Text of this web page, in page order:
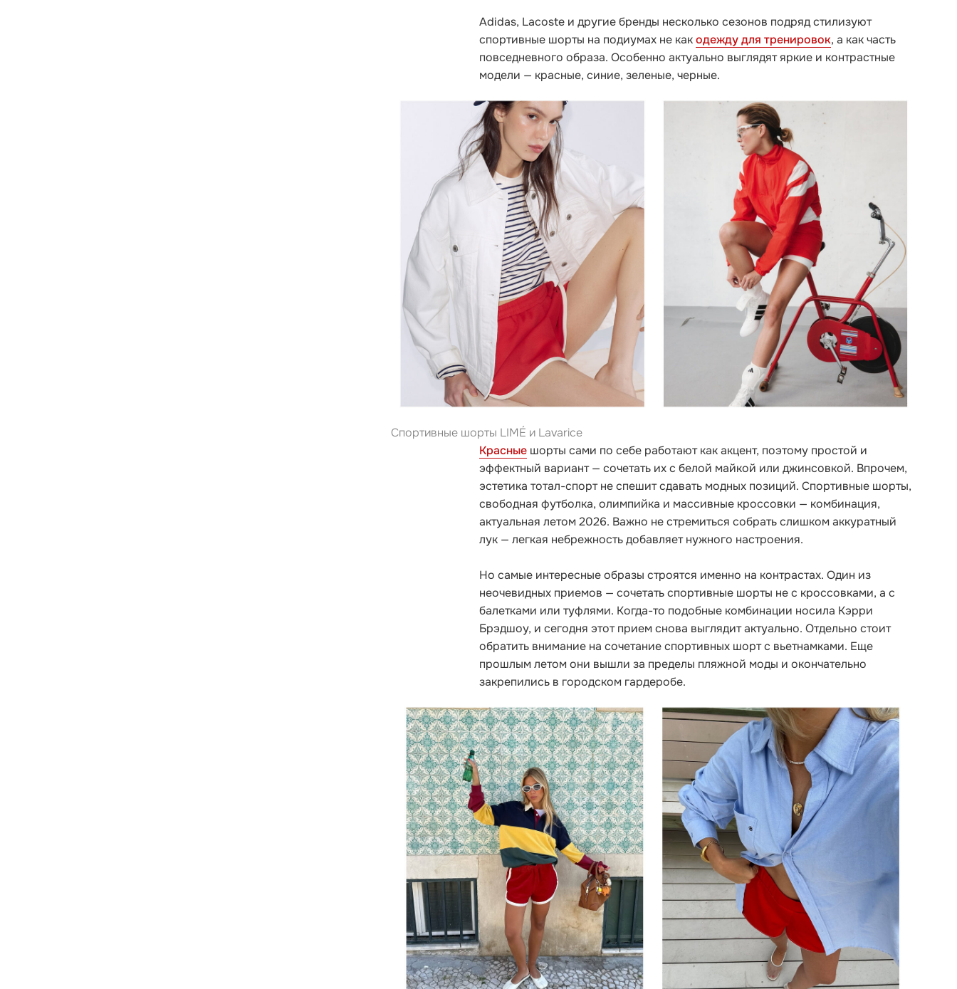
Adidas, Lacoste и другие бренды несколько сезонов подряд стилизуют
спортивные шорты на подиумах не какодежду для тренировок, а как часть
повседневного образа. Особенно актуально выглядят яркие и контрастные
модели — красные, синие, зеленые, черные.
Спортивные шорты LIMÉ и Lavarice
Красныешорты сами по себе работают как акцент, поэтому простой и
эффектный вариант — сочетать их с белой майкой или джинсовкой. Впрочем,
эстетика тотал-спорт не спешит сдавать модных позиций. Спортивные шорты,
свободная футболка, олимпийка и массивные кроссовки — комбинация,
актуальная летом 2026. Важно не стремиться собрать слишком аккуратный
лук — легкая небрежность добавляет нужного настроения.
Но самые интересные образы строятся именно на контрастах. Один из
неочевидных приемов — сочетать спортивные шорты не с кроссовками, а с
балетками или туфлями. Когда-то подобные комбинации носила Кэрри
Брэдшоу, и сегодня этот прием снова выглядит актуально. Отдельно стоит
обратить внимание на сочетание спортивных шорт с вьетнамками. Еще
прошлым летом они вышли за пределы пляжной моды и окончательно
закрепились в городском гардеробе.